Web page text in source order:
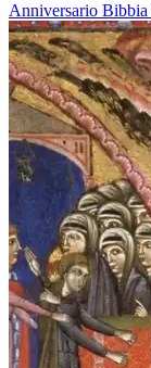
Anniversario Bibbia